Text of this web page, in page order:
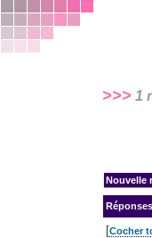
>>> 1
Réponses
[Cocher